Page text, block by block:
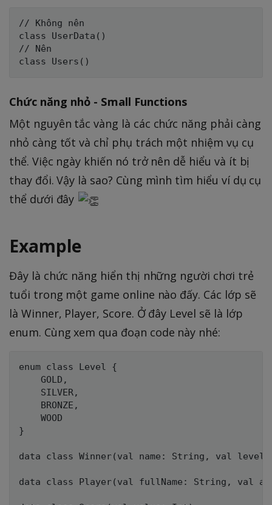
// Không nên
class UserData()
// Nên
Chức năng nhỏ - Small Functions
Một nguyên tắc vàng là các chức năng phải càng
nhỏ càng tốt và chỉ phụ trách một nhiệm vụ cụ
thể. Việc ngày khiến nó trở nên dễ hiểu và ít bị
thay đổi. Vậy là sao? Cùng mình tìm hiểu ví dụ cụ
thể dưới đây
Example
Đây là chức năng hiển thị những người chơi trẻ
tuổi trong một game online nào đấy. Các lớp sẽ
là Winner, Player, Score. Ở đây Level sẽ là lớp
enum. Cùng xem qua đoạn code này nhé:
enum class Level {
    SILVER,
    BRONZE,
    WOOD
}
data class Winner(val name: String, val
data class Player(val fullName: String, val